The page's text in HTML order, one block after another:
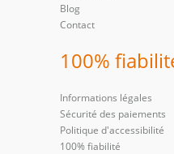
Blog
Contact
100%
Informations légales
Sécurité des paiements
Politique d'accessibilité
100% fiabilité